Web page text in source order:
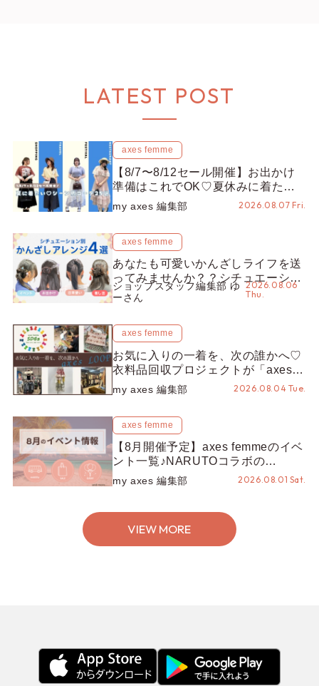
LATEST POST
axes femme
【8/7〜8/12セール開催】お出かけ
準備はこれでOK♡夏休みに着たい
コーデ25選をシーン別に徹底解説！
my axes 編集部 2026.08.07 Fri.
axes femme
あなたも可愛いかんざしライフを送
ってみませんか？？シチュエーショ
ン別“かんざし”のオススメ【ショッ
プスタッフ編集部】
ショップスタッフ編集部 ゆ
ーさん
2026.08.06
Thu.
axes femme
お気に入りの一着を、次の誰かへ♡
衣料品回収プロジェクトが「axes
LOOP」にアップデート！活用する
とポイントが手に入る◎
my axes 編集部 2026.08.04 Tue.
axes femme
【8月開催予定】axes femmeのイベ
ント一覧♪NARUTOコラボの
REZEN POPUPから、プチYour
Stage.、ティーパーティまで！8月
my axes 編集部 2026.08.01 Sat.
VIEW MORE